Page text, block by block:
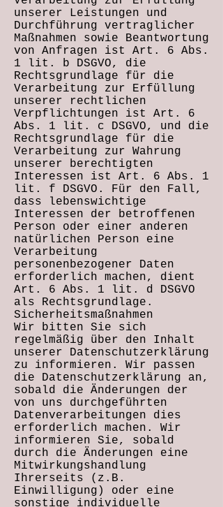
unserer Leistungen und
Durchführung vertraglicher
Maßnahmen sowie Beantwortung
von Anfragen ist Art. 6 Abs.
1 lit. b DSGVO, die
Rechtsgrundlage für die
Verarbeitung zur Erfüllung
unserer rechtlichen
Verpflichtungen ist Art. 6
Abs. 1 lit. c DSGVO, und die
Rechtsgrundlage für die
Verarbeitung zur Wahrung
unserer berechtigten
Interessen ist Art. 6 Abs. 1
lit. f DSGVO. Für den Fall,
dass lebenswichtige
Interessen der betroffenen
Person oder einer anderen
natürlichen Person eine
Verarbeitung
personenbezogener Daten
erforderlich machen, dient
Art. 6 Abs. 1 lit. d DSGVO
als Rechtsgrundlage.
Sicherheitsmaßnahmen
Wir bitten Sie sich
regelmäßig über den Inhalt
unserer Datenschutzerklärung
zu informieren. Wir passen
die Datenschutzerklärung an,
sobald die Änderungen der
von uns durchgeführten
Datenverarbeitungen dies
erforderlich machen. Wir
informieren Sie, sobald
durch die Änderungen eine
Mitwirkungshandlung
Ihrerseits (z.B.
Einwilligung) oder eine
sonstige individuelle